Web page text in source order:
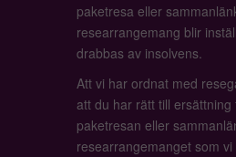
paketresa eller
researrangemang blir
drabbas av insolvens.
Att vi har ordnat med
att du har rätt till
paketresan eller
researrangemanget som